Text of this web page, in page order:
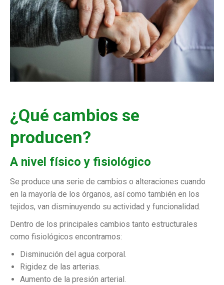
¿Qué cambios se
producen?
A nivel físico y fisiológico
Se produce una serie de cambios o alteraciones cuando
en la mayoría de los órganos, así como también en los
tejidos, van disminuyendo su actividad y funcionalidad.
Dentro de los principales cambios tanto estructurales
como fisiológicos encontramos:
Disminución del agua corporal.
Rigidez de las arterias.
Aumento de la presión arterial.